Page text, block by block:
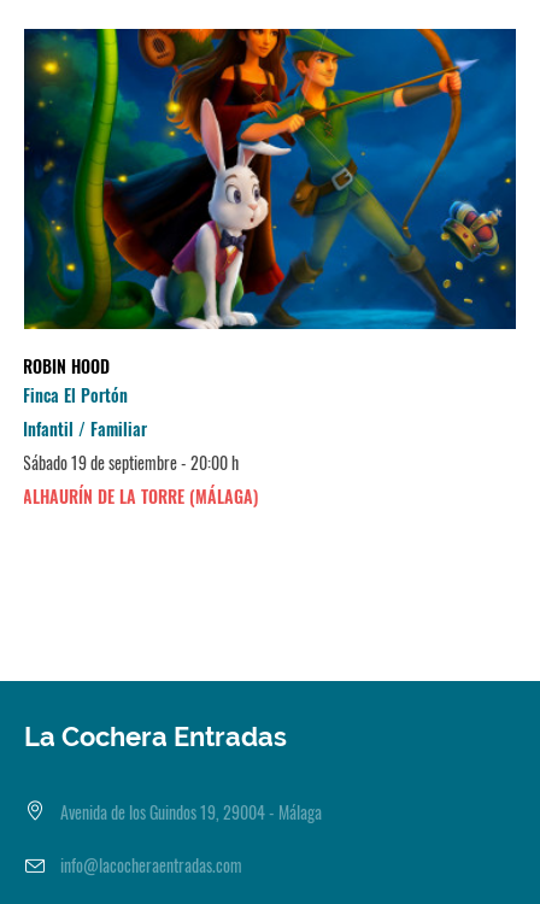
ROBIN HOOD
Finca El Portón
Infantil / Familiar
Sábado 19 de septiembre - 20:00 h
ALHAURÍN DE LA TORRE (MÁLAGA)
La Cochera Entradas
Avenida de los Guindos 19, 29004 - Málaga
info@lacocheraentradas.com